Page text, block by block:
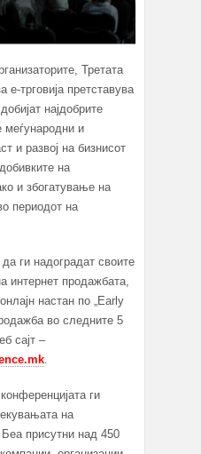
Третата
е-трговија претставува
најдобрите
меѓународни и
и развој на бизнисот
на
и збогатување на
периодот на
ги надоградат своите
интернет продажбата,
настан по „Early
во следните 5
сајт –
.
ги
на
присутни над 450